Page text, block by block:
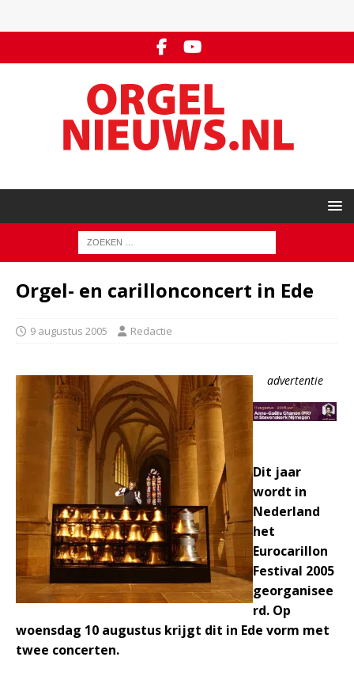
Orgel- en carillonconcert in Ede
9 augustus 2005 Redactie
advertentie
Dit jaar
wordt in
Nederland
het
Eurocarillon
Festival 2005
georganisee
rd. Op
woensdag 10 augustus krijgt dit in Ede vorm met
twee concerten.